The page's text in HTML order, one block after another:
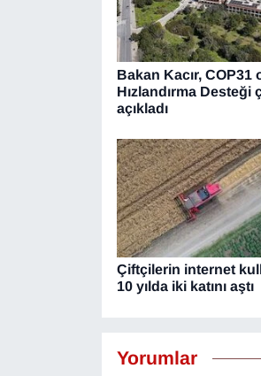
Bakan Kacır, COP31
Hızlandırma Desteği
açıkladı
Çiftçilerin internet
10 yılda iki katını aştı
Yorumlar